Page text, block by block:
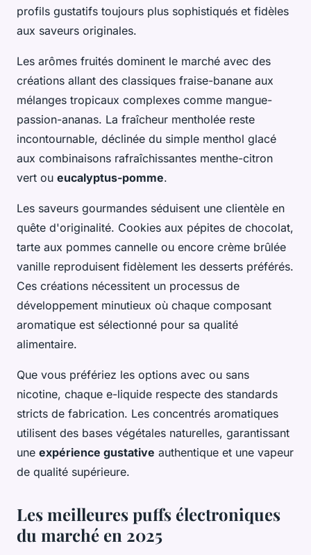
profils gustatifs toujours plus sophistiqués et fidèles
aux saveurs originales.
Les arômes fruités dominent le marché avec des
créations allant des classiques fraise-banane aux
mélanges tropicaux complexes comme mangue-
passion-ananas. La fraîcheur mentholée reste
incontournable, déclinée du simple menthol glacé
aux combinaisons rafraîchissantes menthe-citron
vert ou eucalyptus-pomme.
Les saveurs gourmandes séduisent une clientèle en
quête d'originalité. Cookies aux pépites de chocolat,
tarte aux pommes cannelle ou encore crème brûlée
vanille reproduisent fidèlement les desserts préférés.
Ces créations nécessitent un processus de
développement minutieux où chaque composant
aromatique est sélectionné pour sa qualité
alimentaire.
Que vous préfériez les options avec ou sans
nicotine, chaque e-liquide respecte des standards
stricts de fabrication. Les concentrés aromatiques
utilisent des bases végétales naturelles, garantissant
une expérience gustative authentique et une vapeur
de qualité supérieure.
Les meilleures puffs électroniques
du marché en 2025